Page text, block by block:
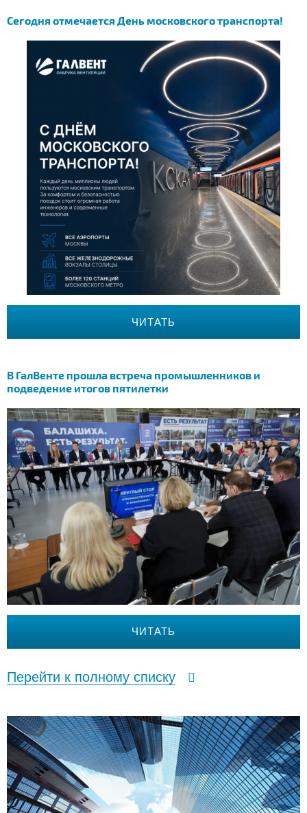
Сегодня отмечается День московского транспорта!
ЧИТАТЬ
В ГалВенте прошла встреча промышленников и
подведение итогов пятилетки
ЧИТАТЬ
Перейти к полному списку